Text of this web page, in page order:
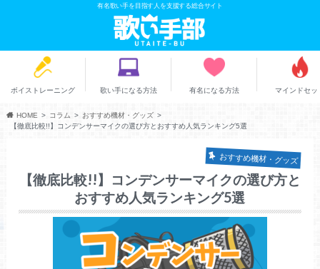
有名歌い手を目指す人を支援する総合サイト
ボイストレーニング 歌い手になる方法 有名になる方法 マインドセッ
HOME コラム
おすすめ機材・グッズ
【徹底比較!!】コンデンサーマイクの選び方とおすすめ人気ランキング5選
おすすめ機材・グッズ
【徹底比較!!】コンデンサーマイクの選び方と
おすすめ人気ランキング5選